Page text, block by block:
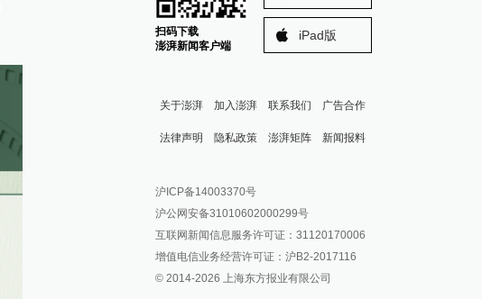
扫码下载
澎湃新闻客户端
iPad版
关于澎湃 加入澎湃 联系我们 广告合作
法律声明 隐私政策 澎湃矩阵
澎湃新闻公众号
澎湃新闻抖音号
派生万物开放平台
IP SHANGHAI
新闻报料
报料邮箱: news@thepaper.cn
沪ICP备14003370号
沪公网安备31010602000299号
互联网新闻信息服务许可证：31120170006
增值电信业务经营许可证：沪B2-2017116
© 2014-2026 上海东方报业有限公司